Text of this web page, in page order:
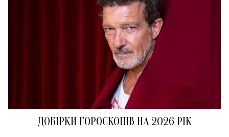
ДОБІРКИ ГОРОСКОПІВ НА 2026 РІК